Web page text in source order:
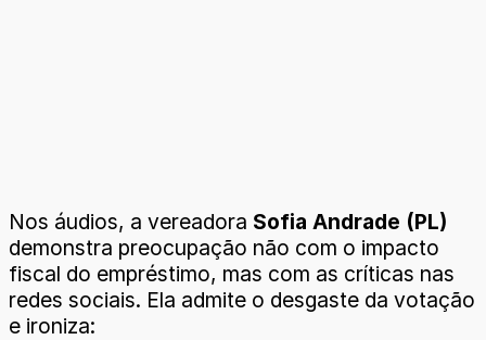
Nos áudios, a vereadora Sofia Andrade (PL)
demonstra preocupação não com o impacto
fiscal do empréstimo, mas com as críticas nas
redes sociais. Ela admite o desgaste da votação
e ironiza: